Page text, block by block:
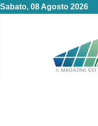
Sabato, 08 Agosto 2026